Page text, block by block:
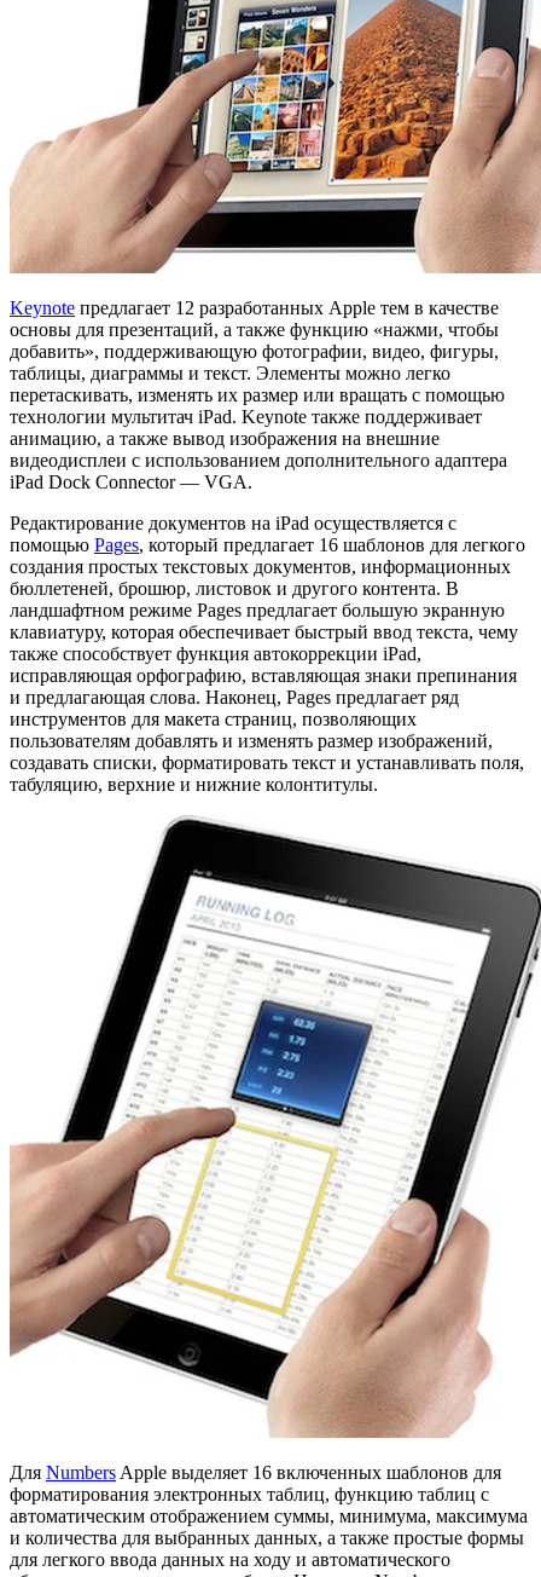
Keynote предлагает 12 разработанных Apple тем в качестве
основы для презентаций, а также функцию «нажми, чтобы
добавить», поддерживающую фотографии, видео, фигуры,
таблицы, диаграммы и текст. Элементы можно легко
перетаскивать, изменять их размер или вращать с помощью
технологии мультитач iPad. Keynote также поддерживает
анимацию, а также вывод изображения на внешние
видеодисплеи с использованием дополнительного адаптера
iPad Dock Connector — VGA.
Редактирование документов на iPad осуществляется с
помощью Pages, который предлагает 16 шаблонов для легкого
создания простых текстовых документов, информационных
бюллетеней, брошюр, листовок и другого контента. В
ландшафтном режиме Pages предлагает большую экранную
клавиатуру, которая обеспечивает быстрый ввод текста, чему
также способствует функция автокоррекции iPad,
исправляющая орфографию, вставляющая знаки препинания
и предлагающая слова. Наконец, Pages предлагает ряд
инструментов для макета страниц, позволяющих
пользователям добавлять и изменять размер изображений,
создавать списки, форматировать текст и устанавливать поля,
табуляцию, верхние и нижние колонтитулы.
Для Numbers Apple выделяет 16 включенных шаблонов для
форматирования электронных таблиц, функцию таблиц с
автоматическим отображением суммы, минимума, максимума
и количества для выбранных данных, а также простые формы
для легкого ввода данных на ходу и автоматического